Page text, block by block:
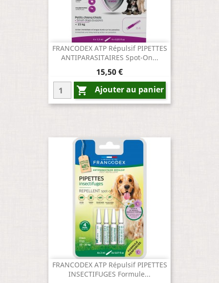
FRANCODEX ATP Répulsif PIPETTES
ANTIPARASITAIRES Spot-On...
Prix
15,50 €
 Ajouter au panier
FRANCODEX ATP Répulsif PIPETTES
INSECTIFUGES Formule...